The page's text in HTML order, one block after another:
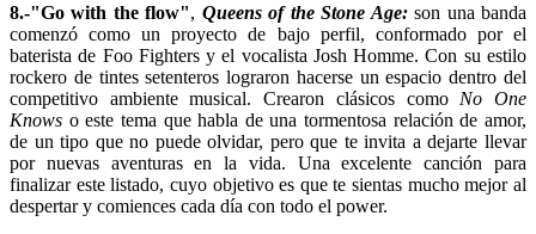
8.-"Go with the flow", Queens of the Stone Age:son una banda
comenzó como un proyecto de bajo perfil, conformado por el
baterista de Foo Fighters y el vocalista Josh Homme. Con su estilo
rockero de tintes setenteros lograron hacerse un espacio dentro del
competitivo ambiente musical. Crearon clásicos comoNo One
Knows o este tema que habla de una tormentosa relación de amor,
de un tipo que no puede olvidar, pero que te invita a dejarte llevar
por nuevas aventuras en la vida. Una excelente canción para
finalizar este listado, cuyo objetivo es que te sientas mucho mejor al
despertar y comiences cada día con todo el power.